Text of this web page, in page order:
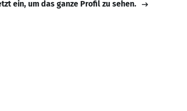
ein, um das ganze Profil zu sehen.